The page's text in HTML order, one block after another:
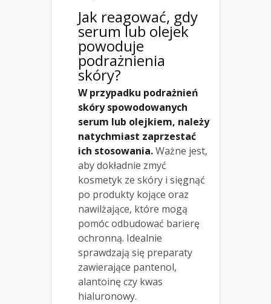
Jak reagować, gdy
serum lub olejek
powoduje
podrażnienia
skóry?
W przypadku podrażnień
skóry spowodowanych
serum lub olejkiem, należy
natychmiast zaprzestać
ich stosowania.Ważne jest,
aby dokładnie zmyć
kosmetyk ze skóry i sięgnąć
po produkty kojące oraz
nawilżające, które mogą
pomóc odbudować barierę
ochronną. Idealnie
sprawdzają się preparaty
zawierające pantenol,
alantoinę czy kwas
hialuronowy.